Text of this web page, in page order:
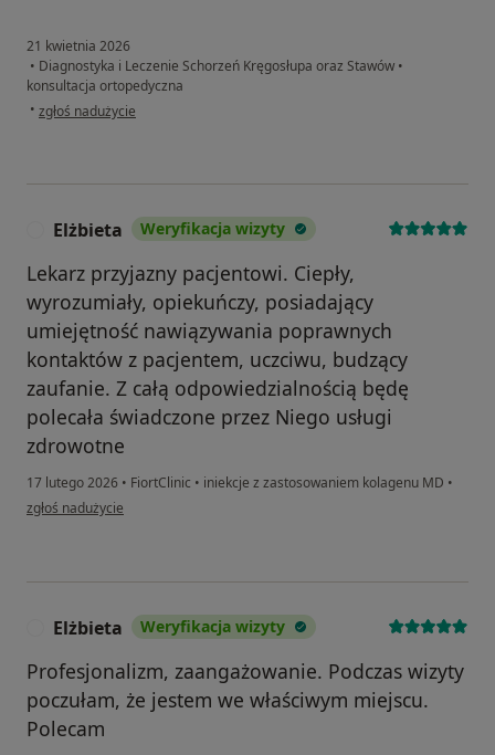
21 kwietnia 2026
• Diagnostyka i Leczenie Schorzeń Kręgosłupa oraz Stawów •
konsultacja ortopedyczna
• w opinii użytkownika JÓZEF
zgłoś nadużycie
Elżbieta Weryfikacja wizyty
Lekarz przyjazny pacjentowi. Ciepły,
wyrozumiały, opiekuńczy, posiadający
umiejętność nawiązywania poprawnych
kontaktów z pacjentem, uczciwu, budzący
zaufanie. Z całą odpowiedzialnością będę
polecała świadczone przez Niego usługi
zdrowotne
17 lutego 2026 • FiortClinic • iniekcje z zastosowaniem kolagenu MD •
w opinii użytkownika Elżbieta
zgłoś nadużycie
Elżbieta Weryfikacja wizyty
Profesjonalizm, zaangażowanie. Podczas wizyty
poczułam, że jestem we właściwym miejscu.
Polecam